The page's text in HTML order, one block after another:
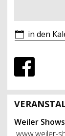
in den
Weiler
www.weiler-